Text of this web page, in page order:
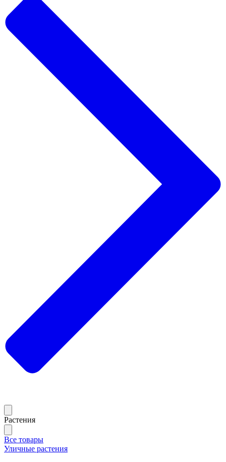
Растения
Все товары
Уличные растения